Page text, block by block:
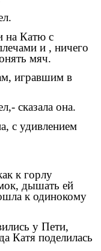
на Катю с
и , ничего
мяч.
игравшим в
сказала она.
с удивлением
к горлу
дышать ей
к одинокому
у Пети,
Катя поделилась